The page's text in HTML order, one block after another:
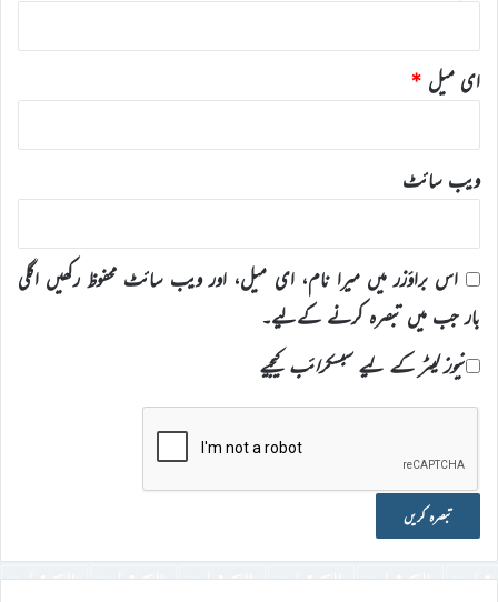
ای میل *
ویب‌ سائٹ
اس براؤزر میں میرا نام، ای میل، اور ویب سائٹ محفوظ رکھیں اگلی
بار جب میں تبصرہ کرنے کےلیے۔
نیوز لیٹر کے لیے سبسکرائب کیجیے